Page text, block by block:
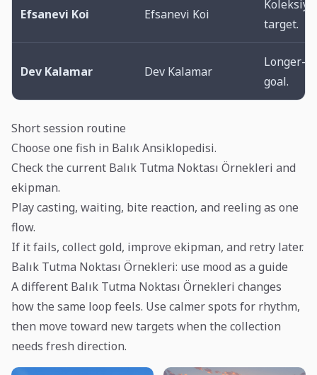
Efsanevi Koi Efsanevi Koi
target.
Dev Kalamar Dev Kalamar
Longer-
goal.
Short session routine
Choose one fish in Balık Ansiklopedisi.
Check the current Balık Tutma Noktası Örnekleri and
ekipman.
Play casting, waiting, bite reaction, and reeling as one
flow.
If it fails, collect gold, improve ekipman, and retry later.
Balık Tutma Noktası Örnekleri: use mood as a guide
A different Balık Tutma Noktası Örnekleri changes
how the same loop feels. Use calmer spots for rhythm,
then move toward new targets when the collection
needs fresh direction.